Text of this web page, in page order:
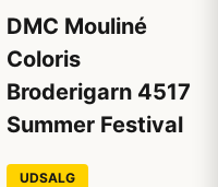
DMC Mouliné
Coloris
Broderigarn 4517
Summer Festival
UDSALG